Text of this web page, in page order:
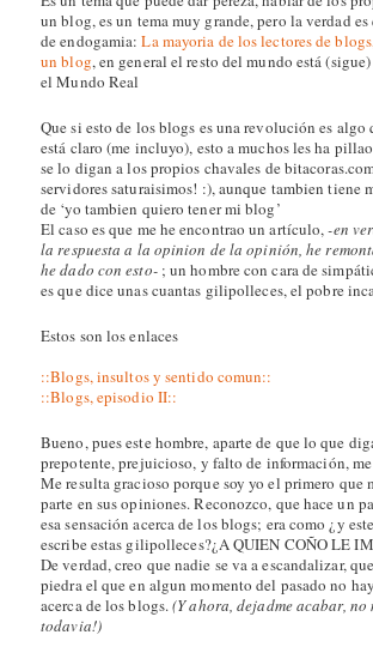
un blog, es un tema muy grande, pero la verdad
de endogamia:La mayoria de los lectores de
un blog, en general el resto del mundo está
el Mundo Real
Que si esto de los blogs es una revolución es algo
está claro (me incluyo), esto a muchos les ha
se lo digan a los propios chavales de
servidores saturaisimos! :), aunque tambien tiene
de ‘yo tambien quiero tener mi blog’
El caso es que me he encontrao un artículo,-en
la respuesta a la opinion de la opinión, he
he dado con esto- ; un hombre con cara de
es que dice unas cuantas gilipolleces, el pobre
Estos son los enlaces
::Blogs, insultos y sentido comun::
::Blogs, episodio II::
Bueno, pues este hombre, aparte de que lo que
prepotente, prejuicioso, y falto de información,
Me resulta gracioso porque soy yo el primero que
parte en sus opiniones. Reconozco, que hace un
esa sensación acerca de los blogs; era como ¿y
escribe estas gilipolleces?¿A QUIEN COÑO LE
De verdad, creo que nadie se va a escandalizar,
piedra el que en algun momento del pasado no
acerca de los blogs.(Y ahora, dejadme acabar, no
todavia!)